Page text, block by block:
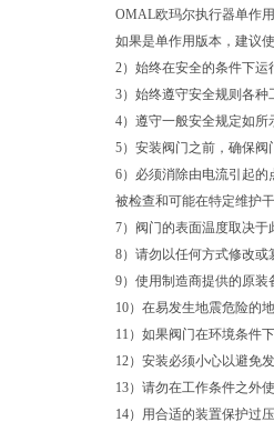
OMAL欧玛尔执行器单作
如果是单作用版本，建议
2）始终在安全的条件下运
3）始终遵守安全规则各
4）遵守一般安全规定如
5）安装阀门之前，确保阀
6）必须消除由电流引起
被检查和可能在特定维护
7）阀门的表面温度取决
8）请勿以任何方式修改或
9）使用制造商提供的原装
10）在易发生地震危险的
11）如果阀门在环境条件
12）安装必须小心以避免
13）请勿在工作条件之外
14）用合适的装置保护过